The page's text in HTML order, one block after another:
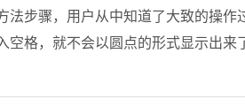
步骤，用户从中知道了大致的操作
格，就不会以圆点的形式显示出来